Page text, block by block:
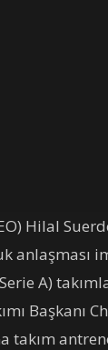
Hilal
anlaşması
A)
Başkanı
takım